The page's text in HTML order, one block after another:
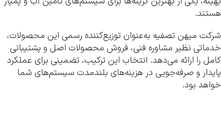
هستند.
شرکت میهن تصفیه به‌عنوان توزیع‌کننده رسمی این محصولات،
خدماتی نظیر مشاوره فنی، فروش محصولات اصل و پشتیبانی
کامل را ارائه می‌دهد. انتخاب این ترکیب، تضمینی برای عملکرد
پایدار و صرفه‌جویی در هزینه‌های بلندمدت سیستم‌های شما
خواهد بود.